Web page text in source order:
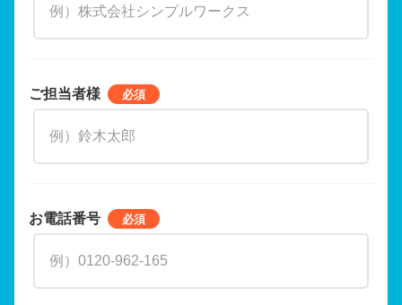
ご担当者様
お電話番号